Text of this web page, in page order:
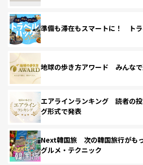
準備も滞在もスマートに！ ト
地球の歩き方アワード みんなで
エアラインランキング 読者の
グ形式で発表
Next韓国旅 次の韓国旅行がも
グルメ・テクニック